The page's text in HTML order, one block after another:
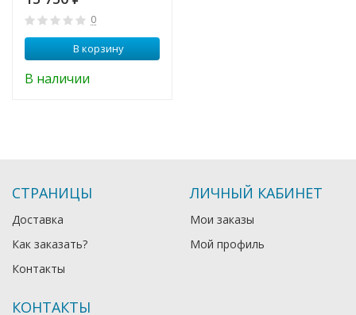
0
В корзину
В наличии
СТРАНИЦЫ
Доставка
Как заказать?
Контакты
ЛИЧНЫЙ КАБИНЕТ
Мои заказы
Мой профиль
КОНТАКТЫ